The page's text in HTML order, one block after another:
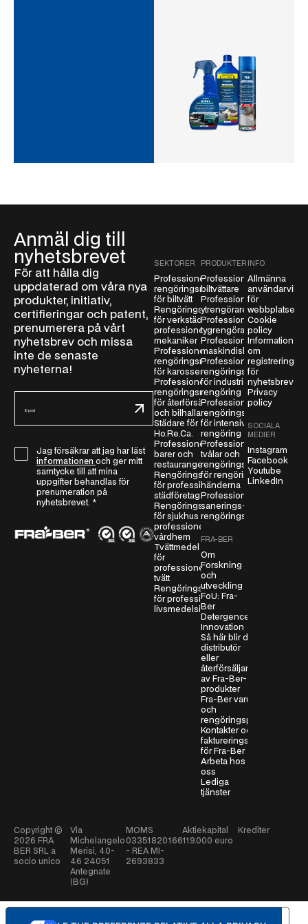
Anmäl dig till
nyhetsbrevet
För att hålla dig
uppdaterad om våra nya
produkter, initiativ,
certifieringar och patent,
prenumerera på vårt
nyhetsbrev och missa
inte de senaste
nyheterna!
p
v
Jag försäkrar att jag har läst
informationen och ger mitt
samtycke till att mina
uppgifter behandlas för
prenumeration på
nyhetsbrevet. *
SEKTORER
Professionella
rengöringsmedel
för biltvätt
Rengöringsmedel
för verkstäder och
professionella
mekaniker
Professionella
rengöringsmedel
för karosseri
Professionella
rengöringsmedel
för återförsäljare
och bilhallar
Städare för
Ho.Re.Ca.
Professionella
barer och
restauranger
Rengöringsmedel
för professionella
städföretag
Rengöringsmedel
för sjukhus och
professionella
vårdhem
Tvättmedel
för
professionell
tvätt
Rengöringsmedel
för professionella
livsmedelsindustrier
PRODUKTER
Professionella
biltvättare
Professionella
ytrengörare
Professionella
tygrengörare
Professionella
maskindiskmedel
Professionella
rengöringsmedel
för industriell
rengöring
Professionella
rengöringsmedel
för intensiv
rengöring
Professionella
tvålar och
rengöringsmedel
för rengöring av
händerna
Professionella
sanerings- och
rengöringsmedel
FRA-BER
Om
Forskning
och
utveckling
FoU: Fra-
Ber
Detergence
Innovation
Så här blir du
distributör
eller
återförsäljare
av Fra-Ber-
produkter
Fra-Ber varumärken
och
rengöringsprodukter
Kontakter och
faktureringsinformation
för Fra-Ber
Arbeta hos
oss
Lediga
tjänster
INFO
Allmänna
för
webbplatsen
Cookie
policy
Information
om
registrering
för
nyhetsbrev
Privacy
policy
SOCIALA
MEDIER
Instagram
Facebook
Youtube
LinkedIn
Copyright ©
2026 FRA
BER SRL a
socio unico
Via
Michelangelo
Merisi, 40-
46 24051
Antegnate
(BG)
MOMS
03351820166
- REA MI-
2693833
Aktiekapital
119.000 euro
Krediter